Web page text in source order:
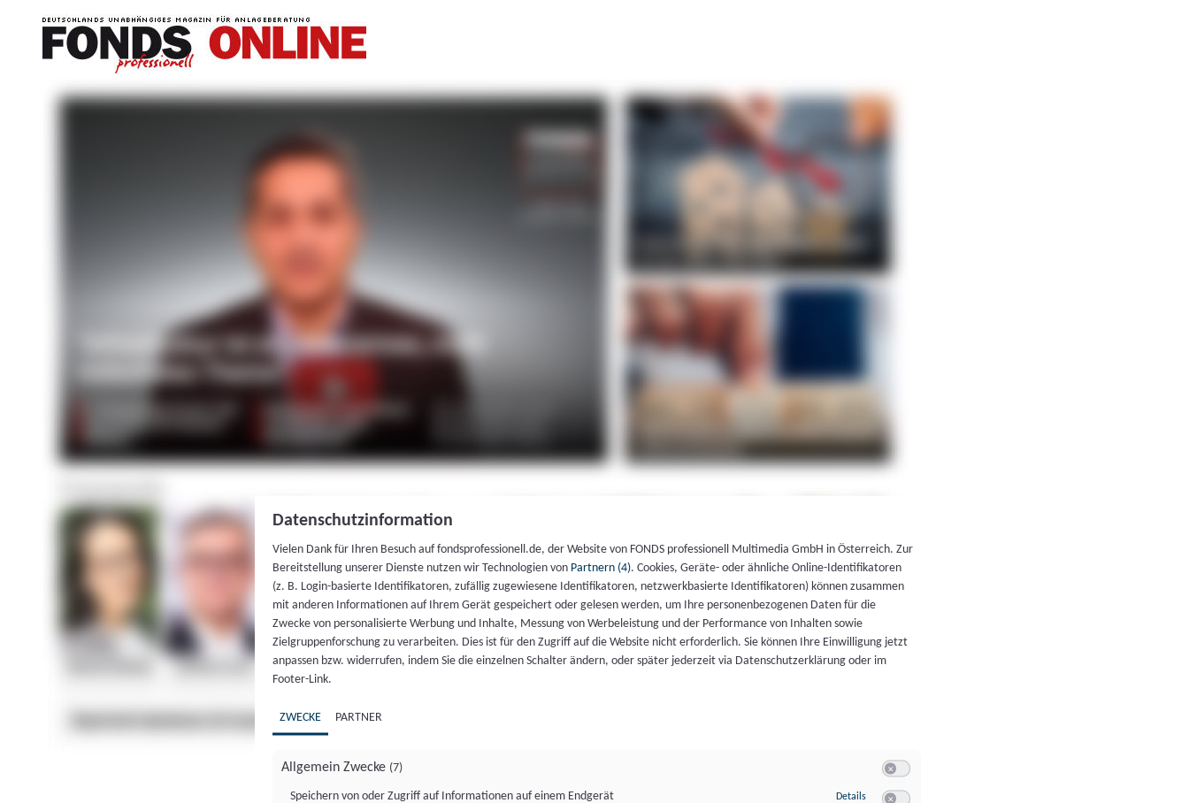
Datenschutzinformation
Vielen Dank für Ihren Besuch auf fondsprofessionell.de, der Website von FONDS professionell Multimedia GmbH in Österreich. Zur
Bereitstellung unserer Dienste nutzen wir Technologien von Partnern (4). Cookies, Geräte- oder ähnliche Online-Identifikatoren
(z. B. Login-basierte Identifikatoren, zufällig zugewiesene Identifikatoren, netzwerkbasierte Identifikatoren) können zusammen
mit anderen Informationen auf Ihrem Gerät gespeichert oder gelesen werden, um Ihre personenbezogenen Daten für die
Zwecke von personalisierte Werbung und Inhalte, Messung von Werbeleistung und der Performance von Inhalten sowie
Zielgruppenforschung zu verarbeiten. Dies ist für den Zugriff auf die Website nicht erforderlich. Sie können Ihre Einwilligung jetzt
anpassen bzw. widerrufen, indem Sie die einzelnen Schalter ändern, oder später jederzeit via Datenschutzerklärung oder im
Footer-Link.
ZWECKE PARTNER
Allgemein Zwecke (7)
Speichern von oder Zugriff auf Informationen auf einem Endgerät
Details zu Speichern von oder Zugriff auf Informationen auf einem Endgerät